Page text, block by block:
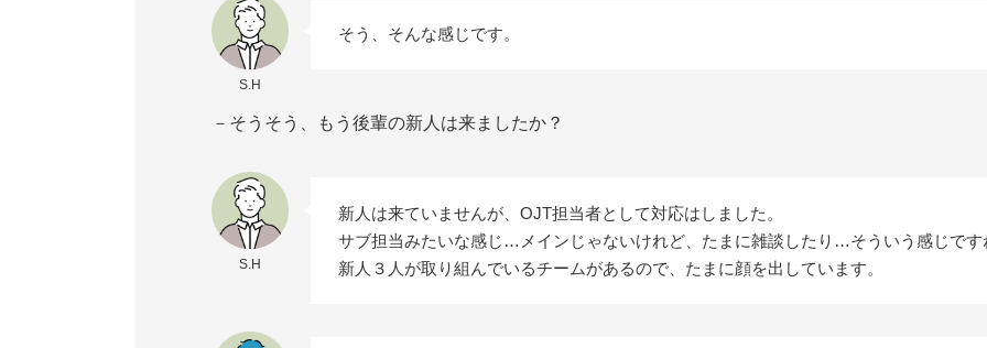
S.H
そう、そんな感じです。
－そうそう、もう後輩の新人は来ましたか？
S.H
新人は来ていませんが、OJT担当者として対応はしました。
サブ担当みたいな感じ…メインじゃないけれど、たまに雑談したり…そういう感じです
新人３人が取り組んでいるチームがあるので、たまに顔を出しています。